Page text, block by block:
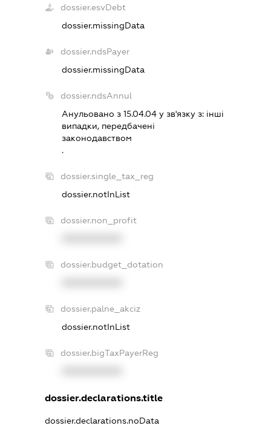
dossier.esvDebt
dossier.missingData
dossier.ndsPayer
dossier.missingData
dossier.ndsAnnul
Анульовано з 15.04.04 у зв'язку з: iншi
випадки, передбаченi
законодавством
.
dossier.single_tax_reg
dossier.notInList
dossier.non_profit
dossier.budget_dotation
dossier.palne_akciz
dossier.notInList
dossier.bigTaxPayerReg
dossier.declarations.title
dossier.declarations.noData